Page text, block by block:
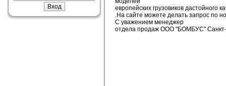
европейских грузовиков дастойного
.На сайте можете делать запрос по
С уважением менеджер
отдела продаж ООО "БОМБУС" Санкт-